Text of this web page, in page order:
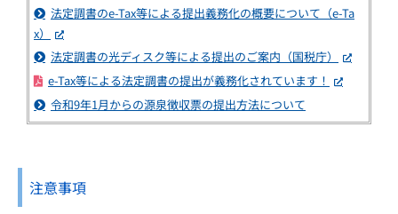
法定調書のe-Tax等による提出義務化の概要について（e-Ta
x）
法定調書の光ディスク等による提出のご案内（国税庁）
e-Tax等による法定調書の提出が義務化されています！
令和9年1月からの源泉徴収票の提出方法について
注意事項